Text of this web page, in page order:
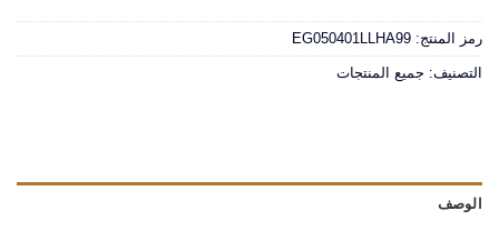
رمز المنتج: EG050401LLHA99
التصنيف: جميع المنتجات
الوصف